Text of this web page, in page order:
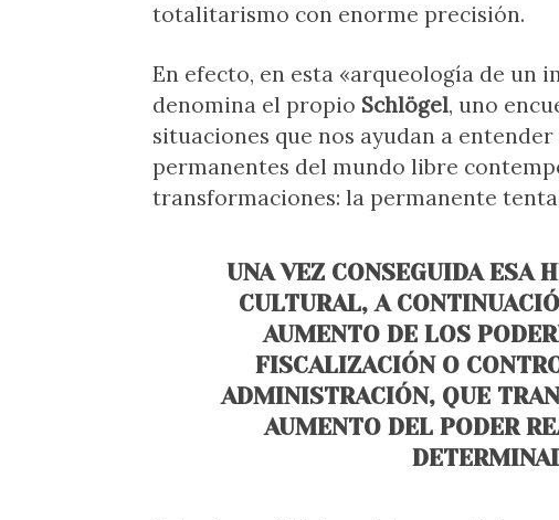
totalitarismo con enorme precisión.
En efecto, en esta «arqueología de un
denomina el propio Schlögel, uno
situaciones que nos ayudan a
permanentes del mundo libre
transformaciones: la permanente
UNA VEZ CONSEGUIDA ESA
CULTURAL, A
AUMENTO DE LOS
FISCALIZACIÓN O
ADMINISTRACIÓN, QUE
AUMENTO DEL PODER